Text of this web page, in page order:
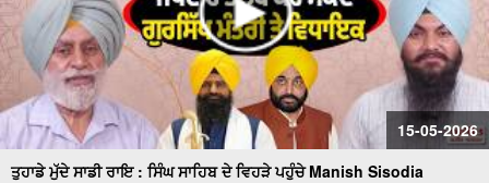
15-05-2026
ਤੁਹਾਡੇ ਮੁੱਦੇ ਸਾਡੀ ਰਾਇ : ਸਿੰਘ ਸਾਹਿਬ ਦੇ ਵਿਹੜੇ ਪਹੁੰਚੇ Manish Sisodia